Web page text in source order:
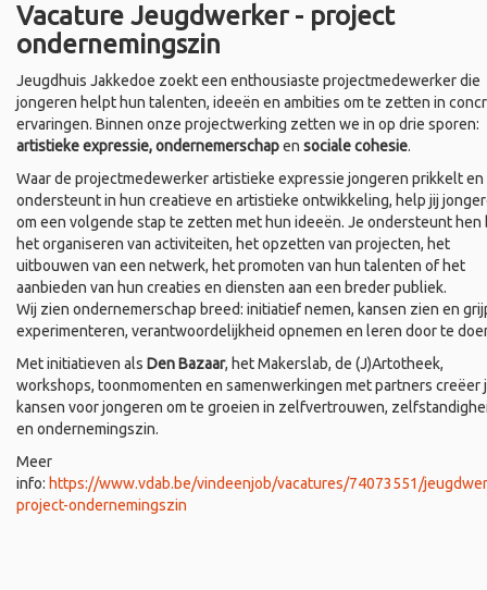
Vacature Jeugdwerker - project
ondernemingszin
Jeugdhuis Jakkedoe zoekt een enthousiaste projectmedewerker die
jongeren helpt hun talenten, ideeën en ambities om te zetten in
ervaringen. Binnen onze projectwerking zetten we in op drie sporen:
artistieke expressie, ondernemerschapen sociale cohesie.
Waar de projectmedewerker artistieke expressie jongeren prikkelt en
ondersteunt in hun creatieve en artistieke ontwikkeling, help jij
om een volgende stap te zetten met hun ideeën. Je ondersteunt hen
het organiseren van activiteiten, het opzetten van projecten, het
uitbouwen van een netwerk, het promoten van hun talenten of het
aanbieden van hun creaties en diensten aan een breder publiek.
Wij zien ondernemerschap breed: initiatief nemen, kansen zien en
experimenteren, verantwoordelijkheid opnemen en leren door te
Met initiatieven als Den Bazaar, het Makerslab, de (J)Artotheek,
workshops, toonmomenten en samenwerkingen met partners creëer
kansen voor jongeren om te groeien in zelfvertrouwen,
en ondernemingszin.
Meer
info: https://www.vdab.be/vindeenjob/vacatures/74073551/
project-ondernemingszin